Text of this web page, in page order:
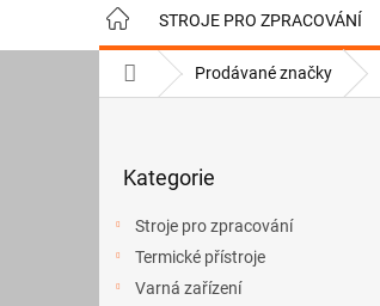
STROJE PRO ZPRACOVÁNÍ
Domů Prodávané značky
kategorie
Kategorie
Stroje pro zpracování
Termické přístroje
Varná zařízení